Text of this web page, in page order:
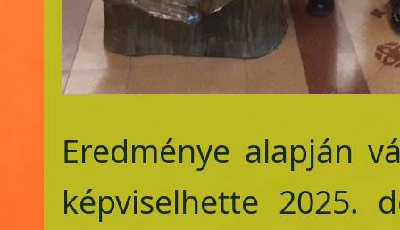
Eredménye alapján
képviselhette 2025.